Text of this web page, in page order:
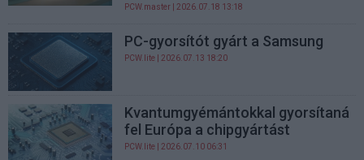
PCW.master | 2026.07.18 13:18
PC-gyorsítót gyárt a Samsung
PCW.lite | 2026.07.13 18:20
Kvantumgyémántokkal gyorsítaná
fel Európa a chipgyártást
PCW.lite | 2026.07.10 06:31